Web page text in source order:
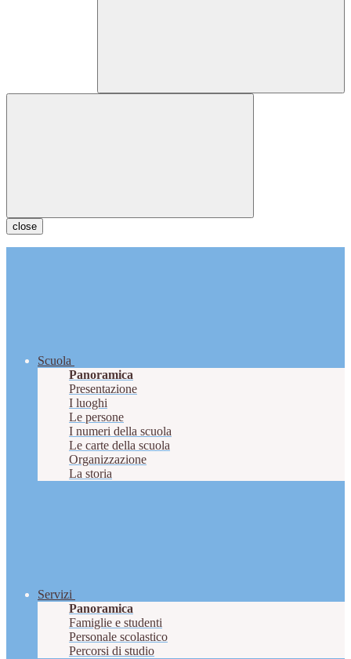
close
Scuola
Panoramica
Presentazione
I luoghi
Le persone
I numeri della scuola
Le carte della scuola
Organizzazione
La storia
Servizi
Panoramica
Famiglie e studenti
Personale scolastico
Percorsi di studio